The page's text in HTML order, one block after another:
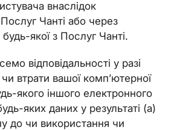
внаслідок
Чанті або через
якої з Послуг Чанті.
відповідальності у разі
втрати вашої комп’ютерної
якого іншого електронного
яких даних у результаті (a)
до чи використання чи